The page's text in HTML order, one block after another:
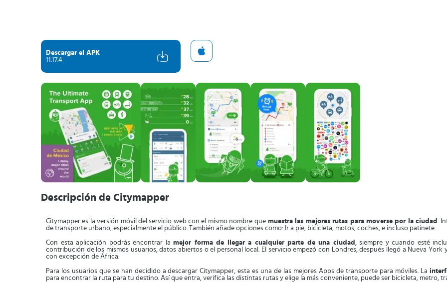
Descargar el APK
11.17.4
Descripción de Citymapper
Citymapper es la versión móvil del servicio web con el mismo nombre quemuestra las mejores rutas para moverse por la ciudad.
de transporte urbano, especialmente el público. También añade opciones como: Ir a pie, bicicleta, motos, coches, e incluso patinete.
Con esta aplicación podrás encontrar la mejor forma de llegar a cualquier parte de una ciudad , siempre y cuando esté
contribución de los mismos usuarios, datos abiertos o el personal local. El servicio empezó con Londres, después llegó a Nueva
con excepción de África.
Para los usuarios que se han decidido a descargar Citymapper, esta es una de las mejores Apps de transporte para móviles. La
para encontrar la ruta para tu destino. Así que entra, verifica las distintas rutas y elige la más conveniente, puede ser bicicleta, metro,